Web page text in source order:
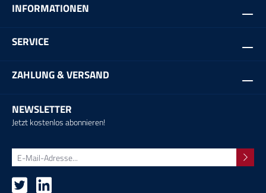
INFORMATIONEN
SERVICE
ZAHLUNG & VERSAND
NEWSLETTER
Jetzt kostenlos abonnieren!